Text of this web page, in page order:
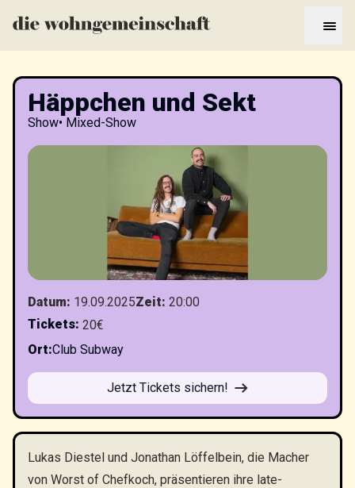
Häppchen und Sekt
Show• Mixed-Show
Datum: 19.09.2025Zeit: 20:00
Tickets: 20€
Ort:Club Subway
Jetzt Tickets sichern!
Lukas Diestel und Jonathan Löffelbein, die Macher
von Worst of Chefkoch, präsentieren ihre late-